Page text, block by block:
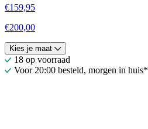
€159,95
€200,00
Kies je maat
18 op voorraad
Voor 20:00 besteld, morgen in huis*